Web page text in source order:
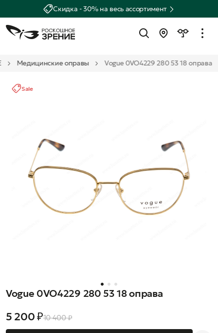
Скидка - 30% на весь ассортимент
Медицинские оправы Vogue 0VO4229 280 53 18 оправа
Sale
Vogue 0VO4229 280 53 18 оправа
5 200 ₽10 400 ₽